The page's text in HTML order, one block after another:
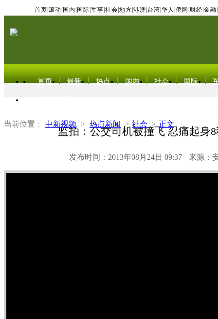
首页 滚动 国内 国际 军事 社会 地方 港澳 台湾 华人 侨网 财经 金融
首页 最新 热点 国内 社会 国际
当前位置： 中新视频 > 热点新闻 > 社会 > 正文
监拍：公交司机被撞飞 忍痛起身
发布时间：2013年08月24日 09:37 来源：